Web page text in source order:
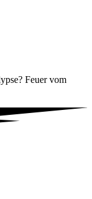
Feuer vom